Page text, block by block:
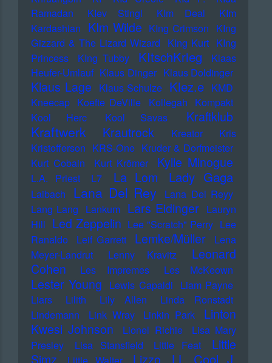
Ramadan
KIev Stingl KIm Deal
KIm
Kardashian KIm Wilde KIng Crimson KIng
Gizzard & The Lizard Wizard KIng Kurt KIng
Princess
KIng Tubby KItschKrieg
Klaas
Heufer-Umlauf Klaus Dinger Klaus Doldinger
Klaus Lage Klaus Schulze Klez.e KMD
Kneecap Koefte DeVille Kollegah Kompakt
Kool Herc
Kool Savas Kraftklub
Kraftwerk Krautrock Kreator
Kris
Kristofferson KRS-One Kruder & Dorfmeister
Kurt Cobain
Kurt Krömer Kylie Minogue
L.A. Priest L7 La Lom Lady Gaga
Laibach Lana Del Rey
Lana Del Reyy
Lang Lang Lankum Lars Eidinger Lauryn
Hill Led Zeppelin Lee "Scratch" Perry Lee
Ranaldo
Leif Garrett Lemke/Müller
Lena
Meyer-Landrut
Lenny Kravitz
Leonard
Cohen
Les Impremes Les McKeown
Lester Young Lewis Capaldi Liam Payne
Liars
Lilith Lily Allen
Linda Ronstadt
Lindemann
Link Wray Linkin Park
Linton
Kwesi Johnson
Lionel Richie
Lisa Mary
Presley
Lisa Stansfield Little Feat
Little
LL Cool J